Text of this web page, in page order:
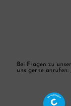
Bei Fragen zu
uns gerne anrufen: